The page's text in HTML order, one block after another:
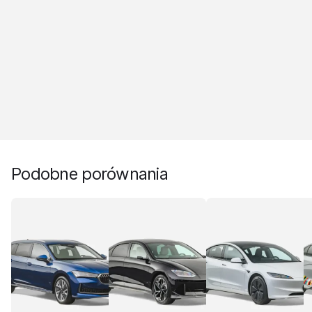
Podobne porównania